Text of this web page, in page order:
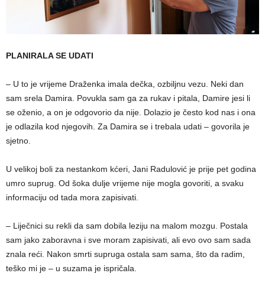
PLANIRALA SE UDATI
– U to je vrijeme Draženka imala dečka, ozbiljnu vezu. Neki dan
sam srela Damira. Povukla sam ga za rukav i pitala, Damire jesi li
se oženio, a on je odgovorio da nije. Dolazio je često kod nas i ona
je odlazila kod njegovih. Za Damira se i trebala udati – govorila je
sjetno.
U velikoj boli za nestankom kćeri, Jani Radulović je prije pet godina
umro suprug. Od šoka dulje vrijeme nije mogla govoriti, a svaku
informaciju od tada mora zapisivati.
– Liječnici su rekli da sam dobila leziju na malom mozgu. Postala
sam jako zaboravna i sve moram zapisivati, ali evo ovo sam sada
znala reći. Nakon smrti supruga ostala sam sama, što da radim,
teško mi je – u suzama je ispričala.